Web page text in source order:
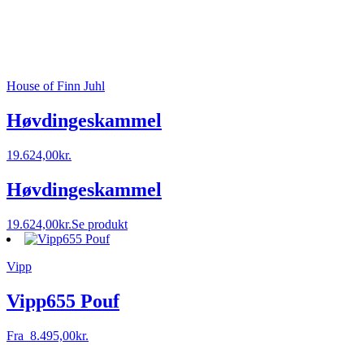
House of Finn Juhl
Høvdingeskammel
19.624,00kr.
Høvdingeskammel
19.624,00kr.Se produkt
Vipp
Vipp655 Pouf
Fra 8.495,00kr.